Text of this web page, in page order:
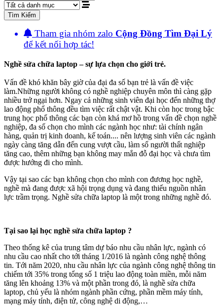
Tìm Kiếm
Tham gia nhóm zalo Cộng Đồng Tìm Đại Lý
để kết nối hợp tác!
Nghề sửa chữa laptop – sự lựa chọn cho giới trẻ.
Vấn đề khó khăn bây giờ của đại đa số bạn trẻ là vấn đề việc
làm.Những người không có nghề nghiệp chuyên môn thì càng gặp
nhiều trở ngại hơn. Ngay cả những sinh viên đại học đến những thợ
lao động phổ thông đều tìm việc rất chật vật. Khi còn học trong bậc
trung học phổ thông các bạn còn khá mơ hồ trong vấn đề chọn nghề
nghiệp, đa số chọn cho mình các ngành học như: tài chính ngân
hàng, quản trị kinh doanh, kế toán.... nên lượng sinh viên các ngành
ngày càng tăng dẫn đến cung vượt cầu, làm số người thất nghiệp
tăng cao, thêm những bạn không may mắn đỗ đại học và chưa tìm
được hướng đi cho mình.
Vậy tại sao các bạn không chọn cho mình con đương học nghề,
nghề mà đang được xã hội trọng dụng và đang thiếu nguồn nhân
lực trầm trọng. Nghề sửa chữa laptop là một trong những nghề đó.
Tại sao lại học nghề sửa chữa laptop ?
Theo thống kê của trung tâm dự báo nhu cầu nhân lực, ngành có
nhu cầu cao nhất cho tới tháng 1/2016 là ngành công nghệ thông
tin. Tới năm 2020, nhu cầu nhân lực của ngành công nghệ thông tin
chiếm tới 35% trong tổng số 1 triệu lao động toàn miền, mỗi năm
tăng lên khoảng 13% và một phần trong đó, là nghề sửa chữa
laptop, chủ yếu là nhóm ngành phần cứng, phần mềm máy tính,
mạng máy tính, điện tử, công nghệ di động,…